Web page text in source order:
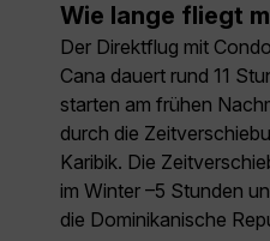
Wie lange fliegt
Der Direktflug mit
Cana dauert rund 11
starten am frühen
durch die
Karibik. Die
im Winter –5 Stunden
die Dominikanische